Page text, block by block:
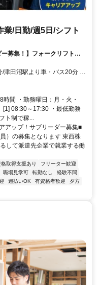
/日勤/週5日/シフト
募集！】フォークリフトの
経験不問/車通勤OK＊WEB
/津田沼駅より車・バス20分 ※
橋市内はもちろん、八千代
エリアにお住まいの方も多数
間 ・勤務曜日：月・火・
[1] 08:30～17:30 ・最低勤務
ト制で稼...
アップ！サブリーダー募集■
）の募集となります 東西株
して派遣先企業で就業する働
格取得支援あり
フリーター歓迎
職場見学可 転勤なし
経験不問
週払いOK 有資格者歓迎
夕方